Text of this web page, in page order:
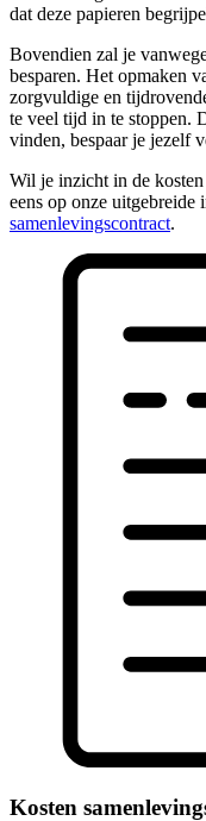
dat deze papieren
Bovendien zal je
besparen. Het opmaken
zorgvuldige en
te veel tijd in te stoppen.
vinden, bespaar je jezelf
Wil je inzicht in de
eens op onze uitgebreide
samenlevingscontract.
Kosten